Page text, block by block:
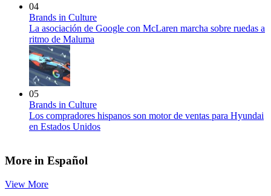
04
Brands in Culture
La asociación de Google con McLaren marcha sobre ruedas a
ritmo de Maluma
05
Brands in Culture
Los compradores hispanos son motor de ventas para Hyundai
en Estados Unidos
More in Español
View More